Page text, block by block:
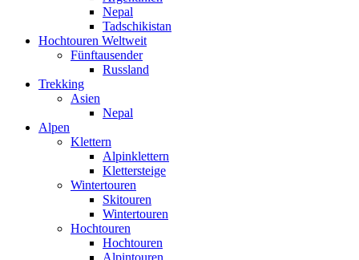
Nepal
Tadschikistan
Hochtouren Weltweit
Fünftausender
Russland
Trekking
Asien
Nepal
Alpen
Klettern
Alpinklettern
Klettersteige
Wintertouren
Skitouren
Wintertouren
Hochtouren
Hochtouren
Alpintouren